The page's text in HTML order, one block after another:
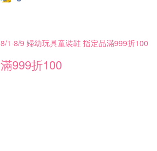
8/1-8/9 婦幼玩具童裝鞋 指定品滿999折100
滿999折100